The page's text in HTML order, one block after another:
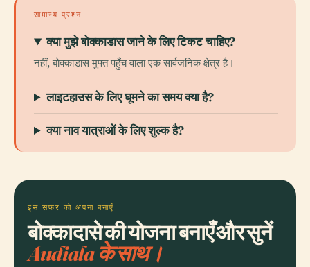
सामान्य प्रश्न
क्या मुझे बोक्काडास जाने के लिए टिकट चाहिए?
नहीं, बोक्काडास मुफ्त पहुँच वाला एक सार्वजनिक क्षेत्र है।
लाइटहाउस के लिए घूमने का समय क्या है?
क्या नाव यात्राओं के लिए शुल्क है?
इस सफर को अपना बनाएँ
बोक्कादासे की योजना बनाएँ और सुनें
Audiala के साथ।